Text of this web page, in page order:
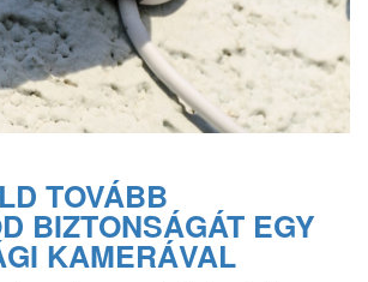
TOVÁBB
BIZTONSÁGÁT EGY
KAMERÁVAL